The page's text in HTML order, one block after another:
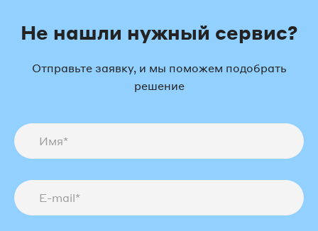
Не нашли нужный сервис?
Отправьте заявку, и мы поможем подобрать
решение